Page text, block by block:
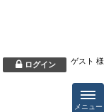
ログイン ゲスト 様
メニュー